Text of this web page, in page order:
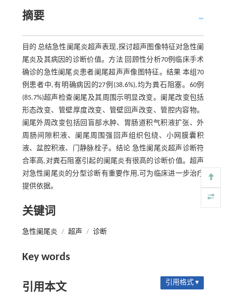
摘要
目的 总结急性阑尾炎超声表现,探讨超声图像特征对急性阑
尾炎及其病因的诊断价值。方法 回顾性分析70例临床手术
确诊的急性阑尾炎患者阑尾超声声像图特征。结果 本组70
例患者中,有明确病因的27例(38.6%),均为粪石阻塞。60例
(85.7%)超声检查阑尾及其周围示明显改变。阑尾改变包括
形态改变、管壁厚度改变、管壁回声改变、管腔内容物。
阑尾外周改变包括回盲部水肿、胃肠道积气积液扩张、外
周肠间隙积液、阑尾周围强回声组织包绕、小网膜囊积
液、盆腔积液、门静脉栓子。结论 急性阑尾炎超声诊断符
合率高,对粪石阻塞引起的阑尾炎有很高的诊断价值。超声
对急性阑尾炎的分型诊断有重要作用,可为临床进一步治疗
提供依据。
关键词
急性阑尾炎 / 超声 / 诊断
Key words
引用本文 引用格式 ▾